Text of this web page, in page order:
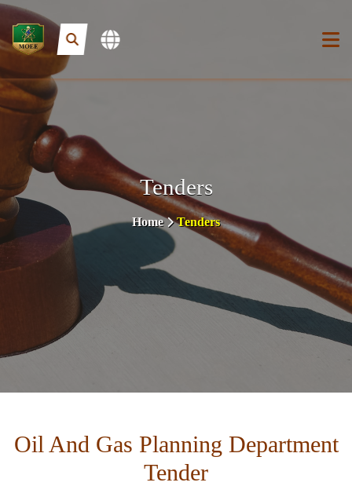
Tenders
Home Tenders
Oil And Gas Planning Department
Tender